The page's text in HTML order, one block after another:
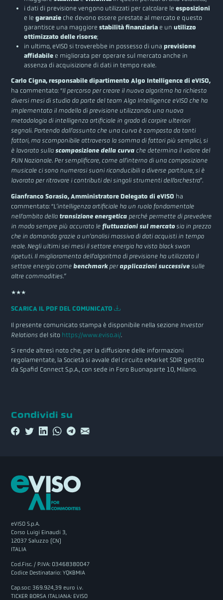
i dati di previsione vengono utilizzati per calcolare le esposizioni
e le garanzieche devono essere prestate al mercato e questo
garantisce una maggiore stabilità finanziariae un utilizzo
ottimizzato delle risorse;
in ultimo, eVISO si troverebbe in possesso di una previsione
affidabilee migliorata per operare sul mercato anche in
assenza di acquisizione di dati in tempo reale.
Carlo Cigna, responsabile dipartimento Algo Intelligence di eVISO,
ha commentato: “Il percorso per creare il nuovo algoritmo ha richiesto
diversi mesi di studio da parte del team Algo Intelligence eVISO che ha
implementato il modello di previsione utilizzando una nuova
metodologia di intelligenza artificiale in grado di carpire ulteriori
segnali. Partendo dall’assunto che una curva è composta da tanti
fattori, ma scomponibile attraverso la somma di fattori più semplici, si
è lavorato sullascomposizione della curva che determina il valore del
PUN Nazionale. Per semplificare, come all’interno di una composizione
musicale ci sono numerosi suoni riconducibili a diverse partiture, si è
lavorato per ritrovare i contributi dei singoli strumenti dell’orchestra”.
Gianfranco Sorasio, Amministratore Delegato di eVISO ha
commentato: “L’intelligenza artificiale ha un ruolo fondamentale
nell’ambito della transizione energetica perché permette di prevedere
in modo sempre più accurato le fluttuazioni sul mercatosia in prezzo
che in domanda grazie a un’analisi massiva di dati acquisti in tempo
reale. Negli ultimi sei mesi il settore energia ha visto black swan
ripetuti. Il miglioramento dell’algoritmo di previsione ha utilizzato il
settore energia comebenchmarkper applicazioni successive sulle
altre commodities.”
***
SCARICA IL PDF DEL COMUNICATO
Il presente comunicato stampa è disponibile nella sezione Investor
Relations del sito https://www.eviso.ai/.
Si rende altresì noto che, per la diffusione delle informazioni
regolamentate, la Società si avvale del circuito eMarket SDIR gestito
da Spafid Connect S.p.A., con sede in Foro Buonaparte 10, Milano.
Condividi su
eVISO S.p.A.
Corso Luigi Einaudi 3,
12037 Saluzzo (CN)
ITALIA
Cod.Fisc. / P.IVA: 03468380047
Codice Destinatario: YQKBMIA
Cap.soc: 369.924,39 euro i.v.
TICKER BORSA ITALIANA: EVISO